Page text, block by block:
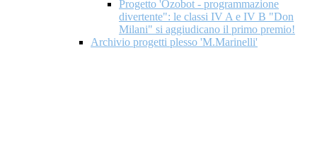
Progetto 'Ozobot - programmazione
divertente": le classi IV A e IV B "Don
Milani" si aggiudicano il primo premio!
Archivio progetti plesso 'M.Marinelli'